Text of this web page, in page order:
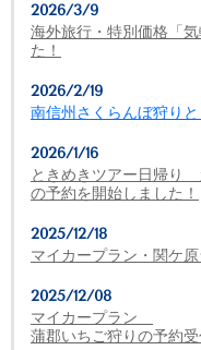
2026/3/9
海外旅行・特別価格「
た！
2026/2/19
南信州さくらんぼ狩り
2026/1/16
ときめきツアー日帰り
の予約を開始しました！
2025/12/18
マイカープラン・関ケ
2025/12/08
マイカープラン
蒲郡いちご狩りの予約